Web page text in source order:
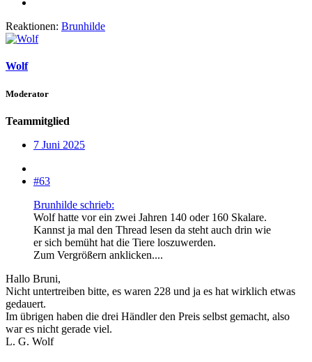
Reaktionen: Brunhilde
Wolf
Moderator
Teammitglied
7 Juni 2025
#63
Brunhilde schrieb:
Wolf hatte vor ein zwei Jahren 140 oder 160 Skalare.
Kannst ja mal den Thread lesen da steht auch drin wie
er sich bemüht hat die Tiere loszuwerden.
Zum Vergrößern anklicken....
Hallo Bruni,
Nicht untertreiben bitte, es waren 228 und ja es hat wirklich etwas
gedauert.
Im übrigen haben die drei Händler den Preis selbst gemacht, also
war es nicht gerade viel.
L. G. Wolf